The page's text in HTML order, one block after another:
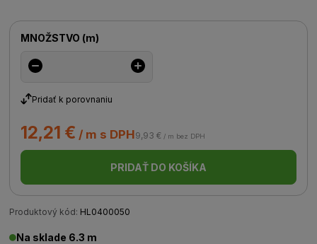
MNOŽSTVO (m)
Pridať k porovnaniu
12,21 € / m s DPH9,93 € / m bez DPH
PRIDAŤ DO KOŠÍKA
Produktový kód: HL0400050
Na sklade 6.3 m